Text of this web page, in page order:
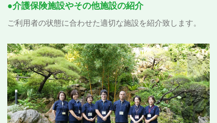
●介護保険施設やその他施設の紹介
ご利用者の状態に合わせた適切な施設を紹介致します。